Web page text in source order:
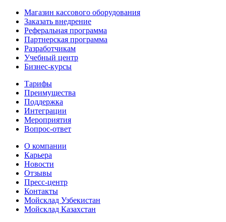
Магазин кассового оборудования
Заказать внедрение
Реферальная программа
Партнерская программа
Разработчикам
Учебный центр
Бизнес‑курсы
Тарифы
Преимущества
Поддержка
Интеграции
Мероприятия
Вопрос-ответ
О компании
Карьера
Новости
Отзывы
Пресс-центр
Контакты
Мойсклад Узбекистан
Мойсклад Казахстан